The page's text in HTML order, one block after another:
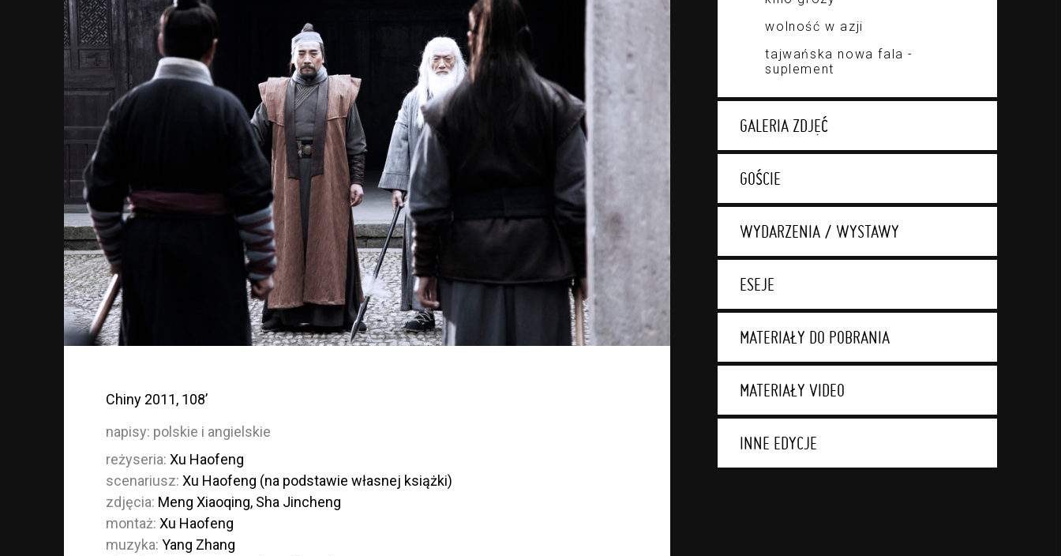
wolność w azji
tajwańska nowa fala -
suplement
GALERIA ZDJĘĆ
GOŚCIE
WYDARZENIA / WYSTAWY
ESEJE
MATERIAŁY DO POBRANIA
MATERIAŁY VIDEO
INNE EDYCJE
Chiny 2011, 108’
napisy: polskie i angielskie
reżyseria:Xu Haofeng
scenariusz:Xu Haofeng (na podstawie własnej książki)
zdjęcia: Meng Xiaoqing, Sha Jincheng
montaż:Xu Haofeng
muzyka:Yang Zhang